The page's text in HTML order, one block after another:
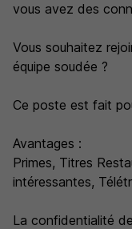
vous avez des
Vous souhaitez
équipe soudée ?
Ce poste est fait
Avantages :
Primes, Titres
intéressantes,
La confidentialité